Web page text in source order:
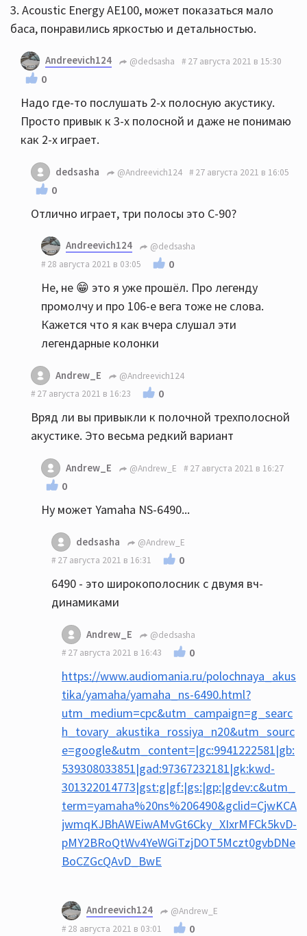
3. Acoustic Energy AE100, может показаться мало
баса, понравились яркостью и детальностью.
Andreevich124 @dedsasha 27 августа 2021 в 15:30
0
Надо где-то послушать 2-х полосную акустику.
Просто привык к 3-х полосной и даже не понимаю
как 2-х играет.
dedsasha @Andreevich124 27 августа 2021 в 16:05
0
Отлично играет, три полосы это С-90?
Andreevich124
@dedsasha
28 августа 2021 в 03:05
0
Не, не 😁 это я уже прошёл. Про легенду
промолчу и про 106-е вега тоже не слова.
Кажется что я как вчера слушал эти
легендарные колонки
Andrew_E
@Andreevich124
27 августа 2021 в 16:23
0
Вряд ли вы привыкли к полочной трехполосной
акустике. Это весьма редкий вариант
Andrew_E @Andrew_E 27 августа 2021 в 16:27
0
Ну может Yamaha NS-6490...
dedsasha
@Andrew_E
27 августа 2021 в 16:31
0
6490 - это широкополосник с двумя вч-
динамиками
Andrew_E
@dedsasha
27 августа 2021 в 16:43
0
https://www.audiomania.ru/polochnaya_akus
tika/yamaha/yamaha_ns-6490.html?
utm_medium=cpc&utm_campaign=g_searc
h_tovary_akustika_rossiya_n20&utm_sourc
e=google&utm_content=|gc:9941222581|gb:
539308033851|gad:97367232181|gk:kwd-
301322014773|gst:g|gf:|gs:|gp:|gdev:c&utm_
term=yamaha%20ns%206490&gclid=CjwKCA
jwmqKJBhAWEiwAMvGt6Cky_XIxrMFCk5kvD-
pMY2BRoQtWv4YeWGiTzjDOT5Mczt0gvbDNe
BoCZGcQAvD_BwE
Andreevich124
@Andrew_E
28 августа 2021 в 03:01
0